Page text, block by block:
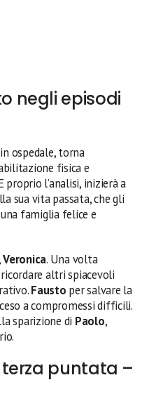
negli episodi
ospedale, torna
fisica e
proprio l’analisi, inizierà a
sua vita passata, che gli
famiglia felice e
Veronica. Una volta
altri spiacevoli
Fausto per salvare la
a compromessi difficili.
sparizione di Paolo,
terza puntata –